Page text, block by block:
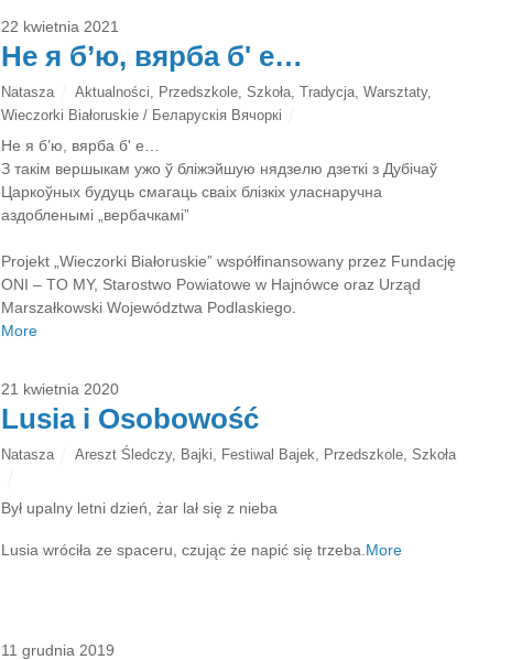
22 kwietnia 2021
Не я б’ю, вярба б' е…
Natasza Aktualności Przedszkole, Szkoła, Tradycja, Warsztaty,
Wieczorki Białoruskie / Беларускія Вячоркі
Не я б’ю, вярба б' е…
З такім вершыкам ужо ў бліжэйшую нядзелю дзеткі з Дубічаў
Царкоўных будуць смагаць сваіх блізкіх уласнаручна
аздобленымі „вербачкамі”
Projekt „Wieczorki Białoruskie” współfinansowany przez Fundację
ONI – TO MY, Starostwo Powiatowe w Hajnówce oraz Urząd
Marszałkowski Województwa Podlaskiego.
More
21 kwietnia 2020
Lusia i Osobowość
Natasza Areszt Śledczy, Bajki Festiwal Bajek Przedszkole, Szkoła
Był upalny letni dzień, żar lał się z nieba
Lusia wróciła ze spaceru, czując że napić się trzeba. More
11 grudnia 2019